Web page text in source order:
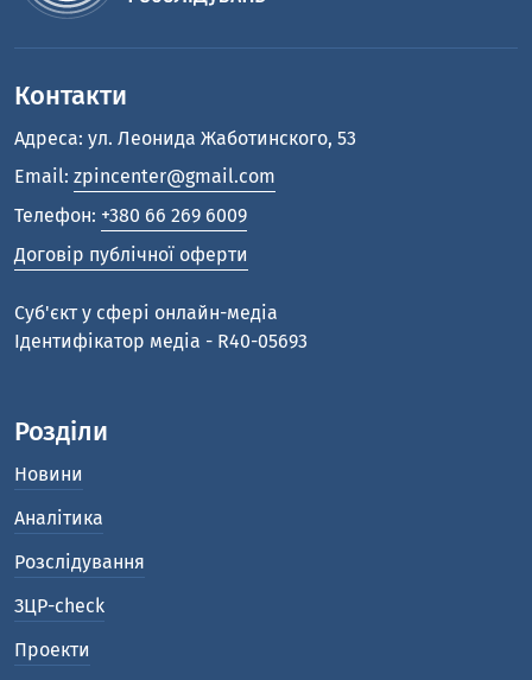
Контакти
Адреса: ул. Леонида Жаботинского, 53
Email: zpincenter@gmail.com
Телефон: +380 66 269 6009
Договір публічної оферти
Cуб'єкт у сфері онлайн-медіа
Ідентифікатор медіа - R40-05693
Розділи
Новини
Аналітика
Розслідування
ЗЦР-check
Проекти